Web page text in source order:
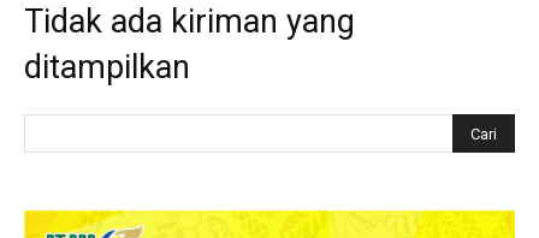
Tidak ada kiriman yang
ditampilkan